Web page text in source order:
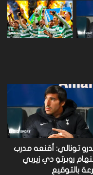
تونالي: أقنعه مدرب
روبرتو دي زيربي
بالتوقيع